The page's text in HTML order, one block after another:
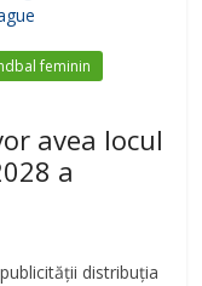
feminin
avea locul
a
distribuția